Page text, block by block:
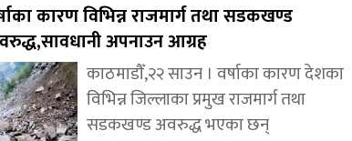
कारण विभिन्न राजमार्ग तथा सडकखण्ड
अपनाउन आग्रह
काठमाडौँ,२२ साउन । वर्षाका कारण देशका
विभिन्न जिल्लाका प्रमुख राजमार्ग तथा
सडकखण्ड अवरुद्ध भएका छन्